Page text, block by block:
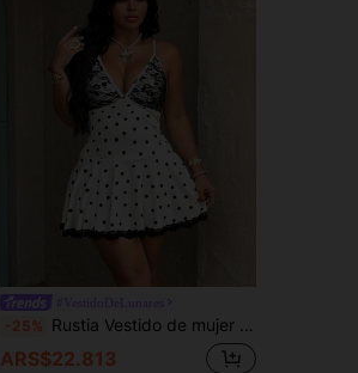
-25% Rustia Vestido de mujer talla grande con lunares y encaje de contraste, corte ajustado, cómodo y casual, moda primavera/verano
ARS$22.813